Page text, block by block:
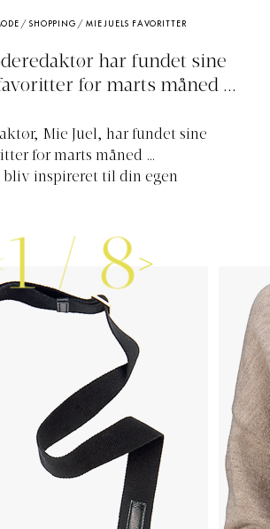
/ SHOPPING / MIE JUELS FAVORITTER
har fundet sine
for marts måned ...
Mie Juel, har fundet sine
for marts måned …
bliv inspireret til din egen
1/ 8